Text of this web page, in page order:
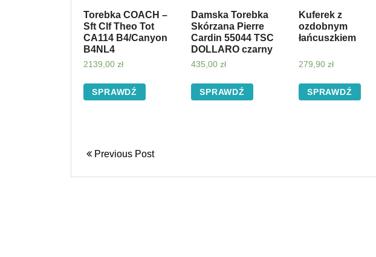
Torebka COACH –
Sft Clf Theo Tot
CA114 B4/Canyon
B4NL4
2139,00 zł
SPRAWDŹ
Damska Torebka
Skórzana Pierre
Cardin 55044 TSC
DOLLARO czarny
435,00 zł
SPRAWDŹ
Kuferek z
ozdobnym
łańcuszkiem
279,90 zł
SPRAWDŹ
Previous Post